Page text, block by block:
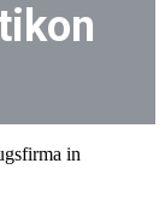
in